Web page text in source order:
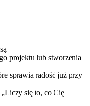
projektu lub stworzenia
sprawia radość już przy
się to, co Cię